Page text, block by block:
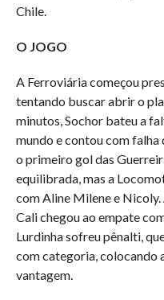
Chile.
O JOGO
A Ferroviária começou
tentando buscar abrir o
minutos, Sochor bateu a
mundo e contou com
o primeiro gol das
equilibrada, mas a
com Aline Milene e
Cali chegou ao empate
Lurdinha sofreu pênalti,
com categoria, colocando
vantagem.